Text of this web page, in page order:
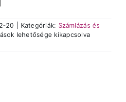
20 Kategóriák: Számlázás és
lehetősége kikapcsolva